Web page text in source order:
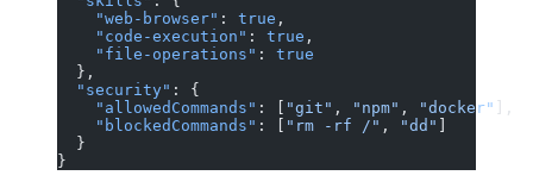
    "web-browser"
: true ,
    "code-execution"
: true ,
    "file-operations"
: true
  },
  "security"
: {
    "allowedCommands"
: [ "git" , "npm" , "docker"
],
    "blockedCommands"
: [ "rm -rf /" , "dd"
  }
}